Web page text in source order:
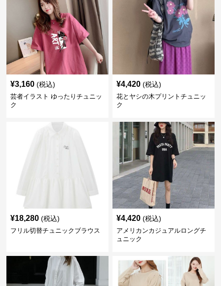
¥3,160 (税込)
芸者イラスト ゆったりチュニッ
ク
¥4,420 (税込)
花とヤシの木プリントチュニッ
ク
¥18,280 (税込)
フリル切替チュニックブラウス
¥4,420 (税込)
アメリカンカジュアルロングチ
ュニック